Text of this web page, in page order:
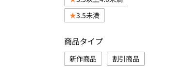
3.5未満
商品タイプ
新作商品 割引商品